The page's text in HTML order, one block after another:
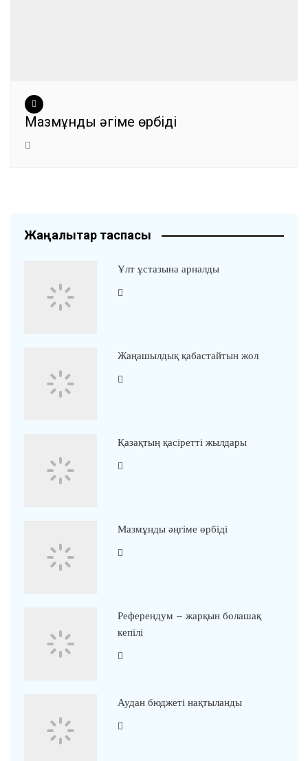
Мазмұнды әңгіме өрбіді
Жаңалықтар таспасы
Ұлт ұстазына арналды
Жаңашылдық қабастайтын жол
Қазақтың қасіретті жылдары
Мазмұнды әңгіме өрбіді
Референдум – жарқын болашақ
кепілі
Аудан бюджеті нақтыланды